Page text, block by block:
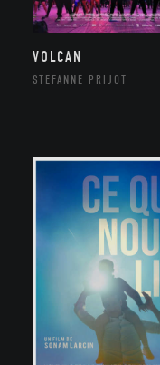
VOLCAN
STÉFANNE PRIJOT